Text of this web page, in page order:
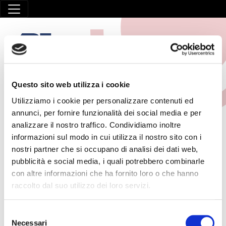
Questo sito web utilizza i cookie
Utilizziamo i cookie per personalizzare contenuti ed
annunci, per fornire funzionalità dei social media e per
analizzare il nostro traffico. Condividiamo inoltre
informazioni sul modo in cui utilizza il nostro sito con i
nostri partner che si occupano di analisi dei dati web,
pubblicità e social media, i quali potrebbero combinarle
con altre informazioni che ha fornito loro o che hanno
raccolto dal suo utilizzo dei loro servizi.
Necessari
FORMAZIONE SPECIFICA
RISCHIO MEDIO
HOME/FORMAZIONE LAVORATORI/FORMAZIONE SPECIFICA
RISCHIO MEDIO
Formazione specifica – rischio medio